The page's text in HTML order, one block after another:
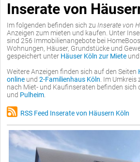
Inserate von
Im folgenden befinden sich zu Inserate von
Anzeigen zum mieten und kaufen. Unter
sind 256 Immobilienangebote bei
Wohnungen, Häuser, Grundstücke und
gespeichert unter Häuser Köln zur Miete und
Weitere Anzeigen finden sich auf den Seiten
online und 2-Familienhaus Köln . Im
nach Miet- und Kaufinseraten befinden sich
und Pulheim
RSS Feed Inserate von Häusern Köln